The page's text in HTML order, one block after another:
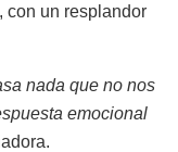
con un resplandor
nada que no nos
emocional